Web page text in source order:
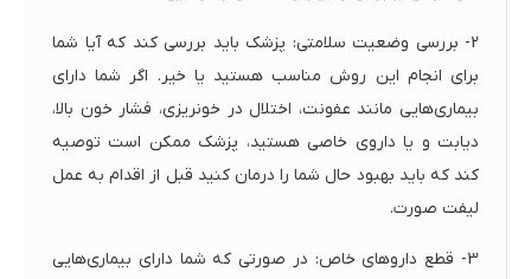
2- بررسی وضعیت سلامتی: پزشک باید بررسی کند که آیا شما
برای انجام این روش مناسب هستید یا خیر. اگر شما دارای
بیماری‌هایی مانند عفونت، اختلال در خونریزی، فشار خون بالا،
دیابت و یا داروی خاصی هستید، پزشک ممکن است توصیه
کند که باید بهبود حال شما را درمان کنید قبل از اقدام به عمل
لیفت صورت.
3- قطع داروهای خاص: در صورتی که شما دارای بیماری‌هایی